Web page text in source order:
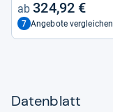
324,92 €
7 Angebote vergleichen
Datenblatt